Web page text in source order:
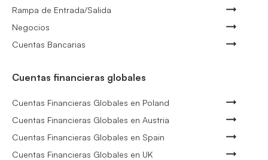
Rampa de Entrada/Salida
Negocios
Cuentas Bancarias
Cuentas financieras globales
Cuentas Financieras Globales en Poland
Cuentas Financieras Globales en Austria
Cuentas Financieras Globales en Spain
Cuentas Financieras Globales en UK